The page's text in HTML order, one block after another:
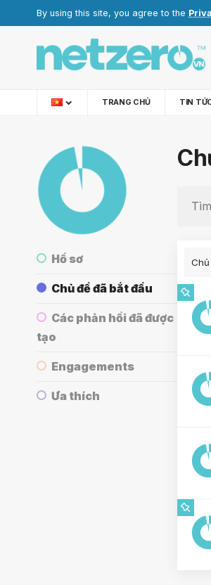
By using this site, you agree to the
TRANG CHỦ TIN
Hồ sơ
Chủ đề đã bắt đầu
Các phản hồi đã được
tạo
Engagements
Ưa thích